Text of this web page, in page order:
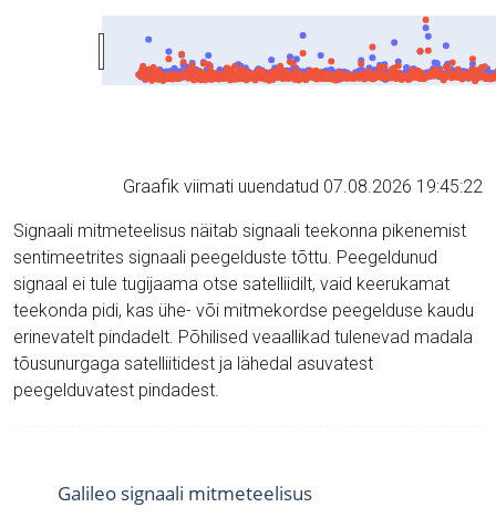
Graafik viimati uuendatud 07.08.2026 19:45:22
Signaali mitmeteelisus näitab signaali teekonna pikenemist
sentimeetrites signaali peegelduste tõttu. Peegeldunud
signaal ei tule tugijaama otse satelliidilt, vaid keerukamat
teekonda pidi, kas ühe- või mitmekordse peegelduse kaudu
erinevatelt pindadelt. Põhilised veaallikad tulenevad madala
tõusunurgaga satelliitidest ja lähedal asuvatest
peegelduvatest pindadest.
Galileo signaali mitmeteelisus